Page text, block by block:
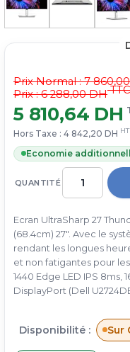
QUANTITÉ
Prix Normal :7
Prix : 6 288,00 DHTTC
5 810,64 DH
Hors Taxe : 4 842,20 DH HT
Economie
Ecran UltraSharp 27
(68.4cm) 27". Avec le
rendant les longues
et non fatigantes pour
1440 Edge LED IPS 8ms,
DisplayPort (Dell
Disponibilité : Sur